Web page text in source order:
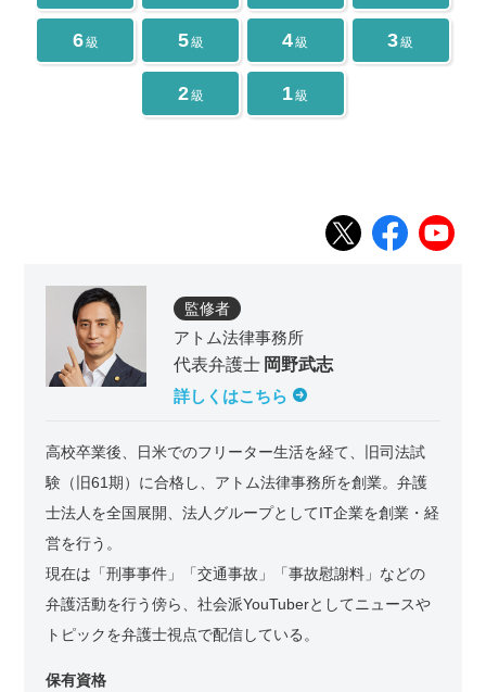
6級 5級 4級 3級
2級 1級
監修者
アトム法律事務所
代表弁護士 岡野武志
詳しくはこちら
高校卒業後、日米でのフリーター生活を経て、旧司法試
験（旧61期）に合格し、アトム法律事務所を創業。弁護
士法人を全国展開、法人グループとしてIT企業を創業・経
営を行う。
現在は「刑事事件」「交通事故」「事故慰謝料」などの
弁護活動を行う傍ら、社会派YouTuberとしてニュースや
トピックを弁護士視点で配信している。
保有資格